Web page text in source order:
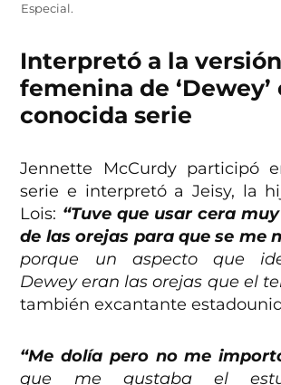
Especial.
Interpretó a la versión
femenina de ‘Dewey’
conocida serie
Jennette McCurdy participó
serie e interpretó a Jeisy, la
Lois: “Tuve que usar cera
de las orejas para que se me
porque un aspecto que
Dewey eran las orejas que el
también excantante
“Me dolía pero no me
que me gustaba el